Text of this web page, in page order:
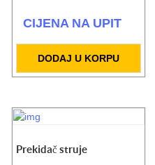
CIJENA NA UPIT
DODAJ U KORPU
Prekidač struje